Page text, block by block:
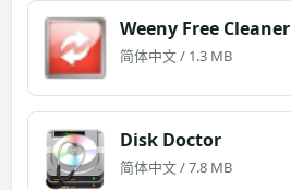
Weeny Free Cleaner
简体中文 / 1.3 MB
Disk Doctor
简体中文 / 7.8 MB